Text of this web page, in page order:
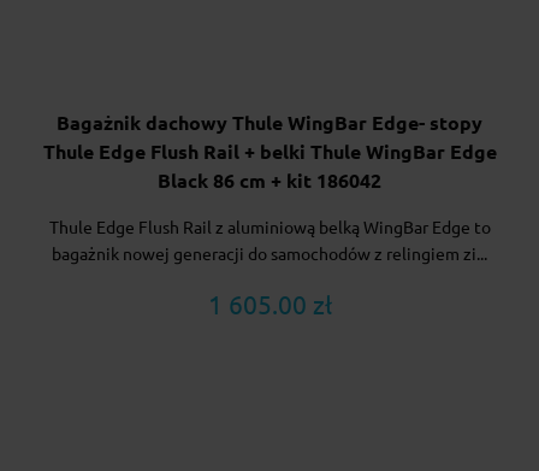
Bagażnik dachowy Thule WingBar Edge- stopy
Thule Edge Flush Rail + belki Thule WingBar Edge
Black 86 cm + kit 186042
Thule Edge Flush Rail z aluminiową belką WingBar Edge to
bagażnik nowej generacji do samochodów z relingiem zi...
1 605.00 zł